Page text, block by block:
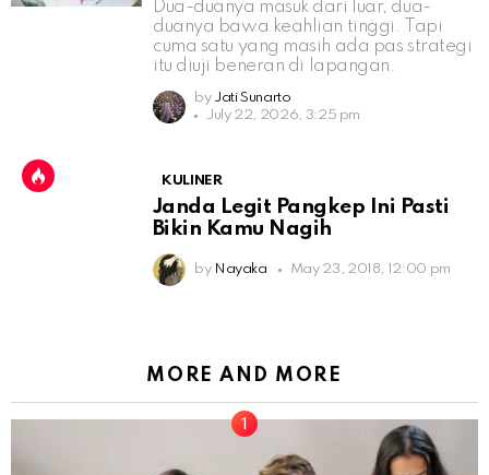
Dua-duanya masuk dari luar, dua-
duanya bawa keahlian tinggi. Tapi
cuma satu yang masih ada pas strategi
itu diuji beneran di lapangan.
by Jati Sunarto
July 22, 2026, 3:25 pm
KULINER
Janda Legit Pangkep Ini Pasti
Bikin Kamu Nagih
by Nayaka May 23, 2018, 12:00 pm
MORE AND MORE